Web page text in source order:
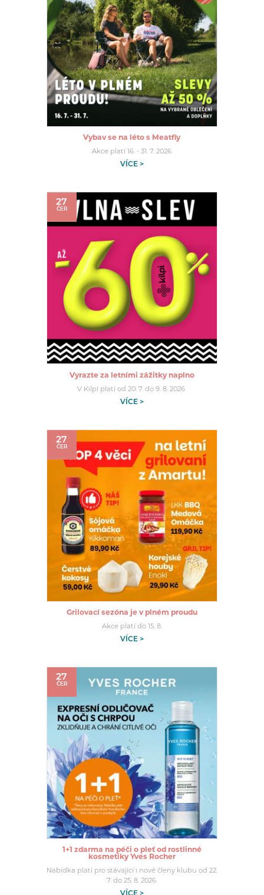
Vybav se na léto s Meatfly
Akce platí 16. - 31. 7. 2026
VÍCE >
27
ČER
Vyrazte za letními zážitky naplno
V Kilpi platí od 20. 7. do 9. 8. 2026.
VÍCE >
27
ČER
Grilovací sezóna je v plném proudu
Akce platí do 15. 8.
VÍCE >
27
ČER
1+1 zdarma na péči o pleť od rostlinné
kosmetiky Yves Rocher
Nabídka platí pro stávající i nové členy klubu od 22.
7. do 25. 8. 2026.